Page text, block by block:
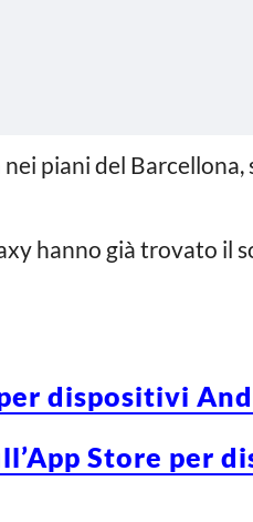
piani del Barcellona,
hanno già trovato il
dispositivi
Store per